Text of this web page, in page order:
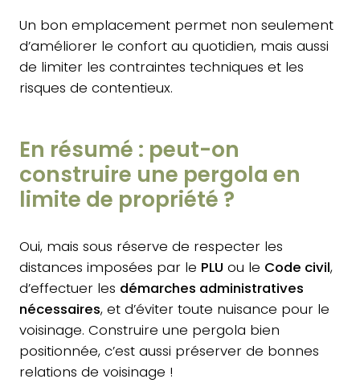
Un bon emplacement permet non seulement
d’améliorer le confort au quotidien, mais aussi
de limiter les contraintes techniques et les
risques de contentieux.
En résumé : peut-on
construire une pergola en
limite de propriété ?
Oui, mais sous réserve de respecter les
distances imposées par le PLU ou le Code civil,
d’effectuer les démarches administratives
nécessaires, et d’éviter toute nuisance pour le
voisinage. Construire une pergola bien
positionnée, c’est aussi préserver de bonnes
relations de voisinage !